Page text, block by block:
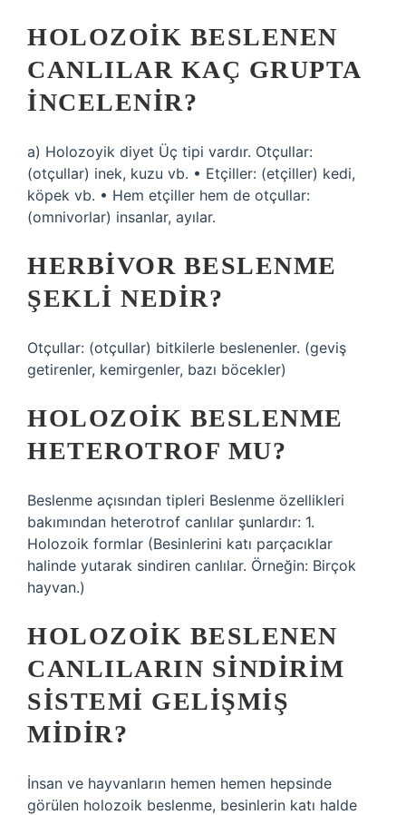
HOLOZOIK BESLENEN
CANLILAR KAÇ GRUPTA
INCELENIR?
a) Holozoyik diyet Üç tipi vardır. Otçullar:
(otçullar) inek, kuzu vb. • Etçiller: (etçiller) kedi,
köpek vb. • Hem etçiller hem de otçullar:
(omnivorlar) insanlar, ayılar.
HERBIVOR BESLENME
ŞEKLI NEDIR?
Otçullar: (otçullar) bitkilerle beslenenler. (geviş
getirenler, kemirgenler, bazı böcekler)
HOLOZOIK BESLENME
HETEROTROF MU?
Beslenme açısından tipleri Beslenme özellikleri
bakımından heterotrof canlılar şunlardır: 1.
Holozoik formlar (Besinlerini katı parçacıklar
halinde yutarak sindiren canlılar. Örneğin: Birçok
hayvan.)
HOLOZOIK BESLENEN
CANLILARIN SINDIRIM
SISTEMI GELIŞMIŞ
MIDIR?
İnsan ve hayvanların hemen hemen hepsinde
görülen holozoik beslenme, besinlerin katı halde